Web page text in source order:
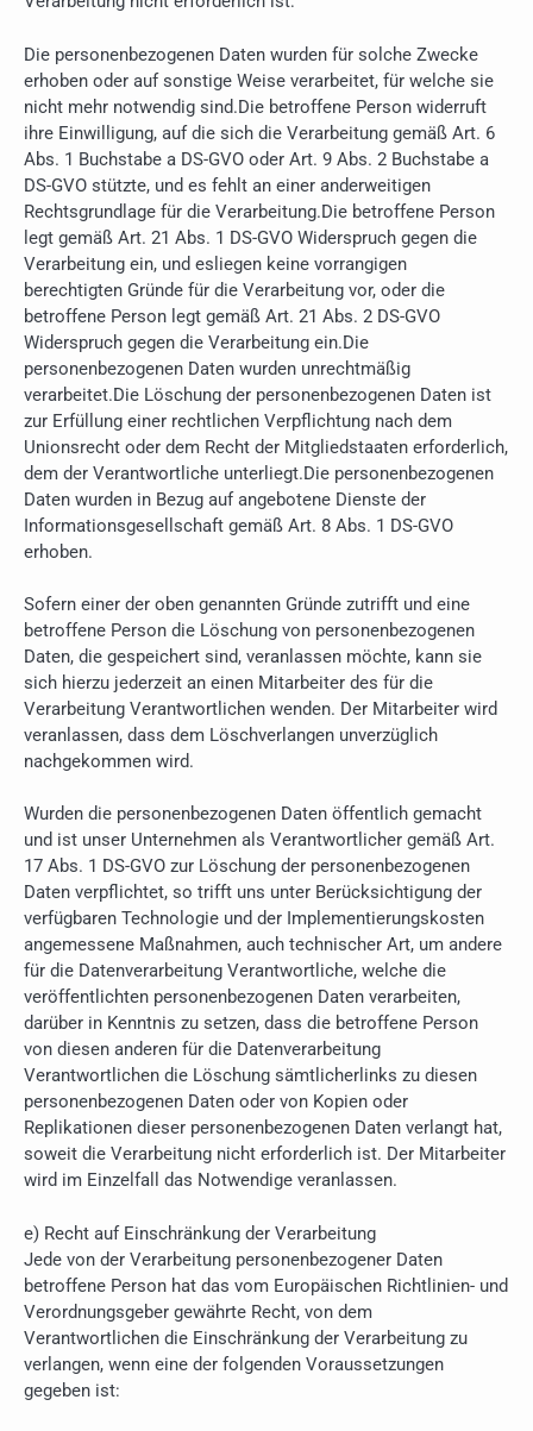
Die personenbezogenen Daten wurden für solche Zwecke
erhoben oder auf sonstige Weise verarbeitet, für welche sie
nicht mehr notwendig sind.Die betroffene Person widerruft
ihre Einwilligung, auf die sich die Verarbeitung gemäß Art. 6
Abs. 1 Buchstabe a DS-GVO oder Art. 9 Abs. 2 Buchstabe a
DS-GVO stützte, und es fehlt an einer anderweitigen
Rechtsgrundlage für die Verarbeitung.Die betroffene Person
legt gemäß Art. 21 Abs. 1 DS-GVO Widerspruch gegen die
Verarbeitung ein, und esliegen keine vorrangigen
berechtigten Gründe für die Verarbeitung vor, oder die
betroffene Person legt gemäß Art. 21 Abs. 2 DS-GVO
Widerspruch gegen die Verarbeitung ein.Die
personenbezogenen Daten wurden unrechtmäßig
verarbeitet.Die Löschung der personenbezogenen Daten ist
zur Erfüllung einer rechtlichen Verpflichtung nach dem
Unionsrecht oder dem Recht der Mitgliedstaaten erforderlich,
dem der Verantwortliche unterliegt.Die personenbezogenen
Daten wurden in Bezug auf angebotene Dienste der
Informationsgesellschaft gemäß Art. 8 Abs. 1 DS-GVO
erhoben.
Sofern einer der oben genannten Gründe zutrifft und eine
betroffene Person die Löschung von personenbezogenen
Daten, die gespeichert sind, veranlassen möchte, kann sie
sich hierzu jederzeit an einen Mitarbeiter des für die
Verarbeitung Verantwortlichen wenden. Der Mitarbeiter wird
veranlassen, dass dem Löschverlangen unverzüglich
nachgekommen wird.
Wurden die personenbezogenen Daten öffentlich gemacht
und ist unser Unternehmen als Verantwortlicher gemäß Art.
17 Abs. 1 DS-GVO zur Löschung der personenbezogenen
Daten verpflichtet, so trifft uns unter Berücksichtigung der
verfügbaren Technologie und der Implementierungskosten
angemessene Maßnahmen, auch technischer Art, um andere
für die Datenverarbeitung Verantwortliche, welche die
veröffentlichten personenbezogenen Daten verarbeiten,
darüber in Kenntnis zu setzen, dass die betroffene Person
von diesen anderen für die Datenverarbeitung
Verantwortlichen die Löschung sämtlicherlinks zu diesen
personenbezogenen Daten oder von Kopien oder
Replikationen dieser personenbezogenen Daten verlangt hat,
soweit die Verarbeitung nicht erforderlich ist. Der Mitarbeiter
wird im Einzelfall das Notwendige veranlassen.
e) Recht auf Einschränkung der Verarbeitung
Jede von der Verarbeitung personenbezogener Daten
betroffene Person hat das vom Europäischen Richtlinien- und
Verordnungsgeber gewährte Recht, von dem
Verantwortlichen die Einschränkung der Verarbeitung zu
verlangen, wenn eine der folgenden Voraussetzungen
gegeben ist: